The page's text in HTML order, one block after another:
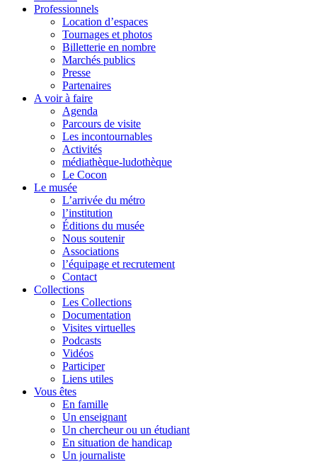
Professionnels
Location d’espaces
Tournages et photos
Billetterie en nombre
Marchés publics
Presse
Partenaires
A voir à faire
Agenda
Parcours de visite
Les incontournables
Activités
médiathèque-ludothèque
Le Cocon
Le musée
L’arrivée du métro
l’institution
Éditions du musée
Nous soutenir
Associations
l’équipage et recrutement
Contact
Collections
Les Collections
Documentation
Visites virtuelles
Podcasts
Vidéos
Participer
Liens utiles
Vous êtes
En famille
Un enseignant
Un chercheur ou un étudiant
En situation de handicap
Un journaliste